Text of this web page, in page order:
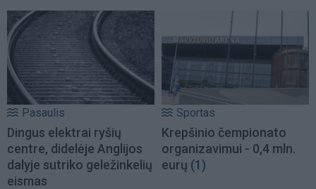
Pasaulis
Dingus elektrai ryšių
centre, didelėje Anglijos
dalyje sutriko geležinkelių
eismas
Sportas
Krepšinio čempionato
organizavimui - 0,4 mln.
eurų (1)